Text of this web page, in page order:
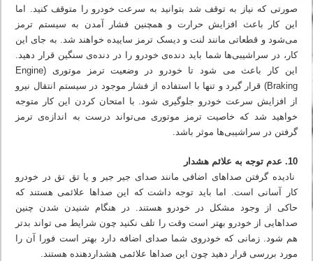
صورتی که نیاز به توقف شد بتوانید به سرعت خودرو را متوقف کنید. اما
این کار باعث افزایش حرارت و همچنین فشار آمدن به سیستم ترمز
می‌شود و قطعاتی مانند لنت و دیسک ترمز ساییده خواهند شد. به جای این
کار، در سراشیبی‌ها شما باید دنده‌ی خودرو را در دنده‌ی سنگین قرار دهید.
این کار باعث می شود تا خودرو در وضعیت ترمز موتوری (Engine
Braking) قرار گیرد و تنها با استفاده از فشار موجود در سیستم انتقال نیرو
از افزایش سرعت خودرو جلوگیری شود. با امتحان کردن این کار متوجه
خواهید شد که خاصیت ترمز موتوری می‌تواند درست به اندازه‌ی ترمز
گرفتن در سراشیبی‌ها موثر باشد.
10. عدم توجه به علائم هشدار
نادیده گرفتن صداهای اضافی مانند صدای جیر جیر و یا تق تق در خودرو
کار آسانی است. اما باید توجه داشت که این صداها علائمی هستند که
حاکی از وجود مشکل در خودرو هستند. در هنگام شنیدن شدن چنین
صداهایی از خودرو بهتر است وقت را تلف نکنید چون شرایط می تواند بدتر
هم شود. زمانی که خودروی شما صدای اضافه دارد بهتر است فورا آن را
مورد بررسی قرار دهید چون این صداها علائمی هشداردهنده هستند.